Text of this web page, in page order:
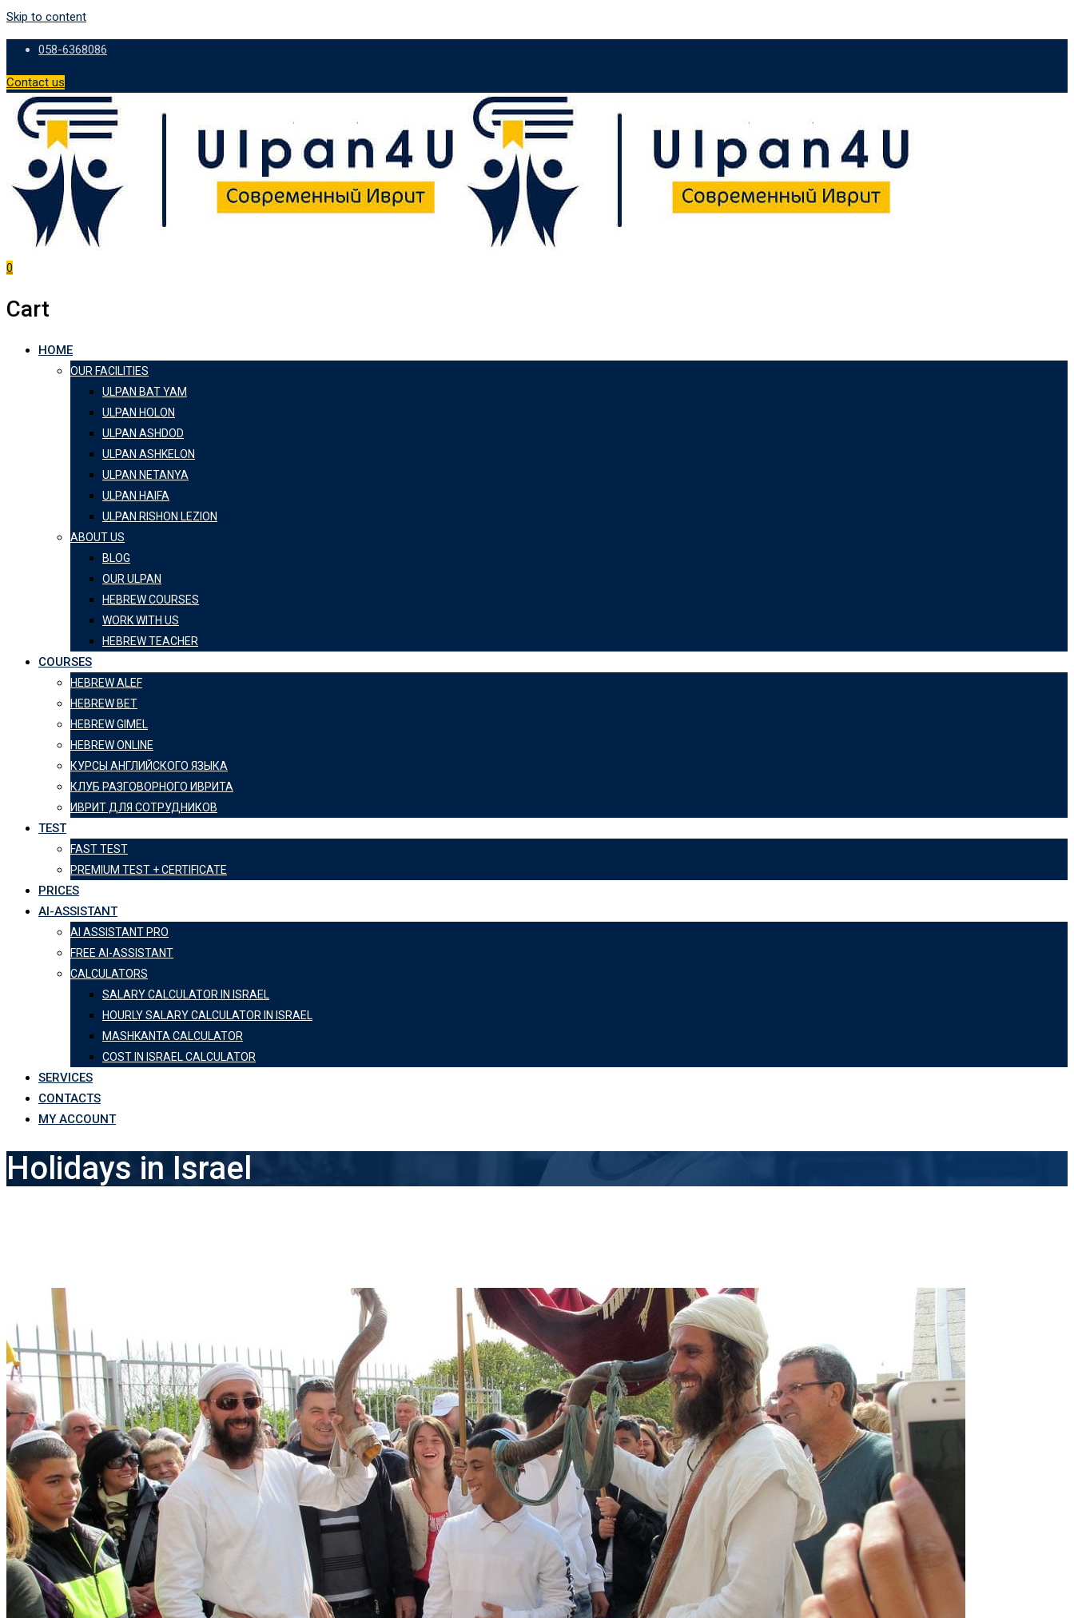
Skip to content
058-6368086
Contact us
0
Cart
HOME
OUR FACILITIES
ULPAN BAT YAM
ULPAN HOLON
ULPAN ASHDOD
ULPAN ASHKELON
ULPAN NETANYA
ULPAN HAIFA
ULPAN RISHON LEZION
ABOUT US
BLOG
OUR ULPAN
HEBREW COURSES
WORK WITH US
HEBREW TEACHER
COURSES
HEBREW ALEF
HEBREW BET
HEBREW GIMEL
HEBREW ONLINE
КУРСЫ АНГЛИЙСКОГО ЯЗЫКА
КЛУБ РАЗГОВОРНОГО ИВРИТА
ИВРИТ ДЛЯ СОТРУДНИКОВ
TEST
FAST TEST
PREMIUM TEST + CERTIFICATE
PRICES
AI-ASSISTANT
AI ASSISTANT PRO
FREE AI-ASSISTANT
CALCULATORS
SALARY CALCULATOR IN ISRAEL
HOURLY SALARY CALCULATOR IN ISRAEL
MASHKANTA CALCULATOR
COST IN ISRAEL CALCULATOR
SERVICES
CONTACTS
MY ACCOUNT
Holidays in Israel